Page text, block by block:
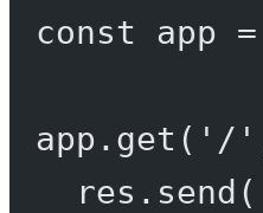
const
app =
app. get ( '/'
res. send (